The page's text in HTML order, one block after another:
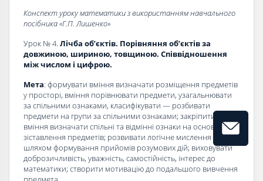
Конспект уроку математики з використанням навчального
посібника «Г.П. Лишенко»
Урок № 4. Лічба об’єктів. Порівняння об’єктів за
довжиною, шириною, товщиною. Співвідношення
між числом і цифрою.
Мета: формувати вміння визначати розміщення предметів
у просторі, вміння порівнювати предмети, узагальнювати
за спільними ознаками, класифікувати — розбивати
предмети на групи за спільними ознаками; закріпити
вміння визначати спільні та відмінні ознаки на основі
зіставлення предметів; розвивати логічне мислення учнів
шляхом формування прийомів розумових дій; виховувати
доброзичливість, уважність, самостійність, інтерес до
математики; створити мотивацію до подальшого вивчення